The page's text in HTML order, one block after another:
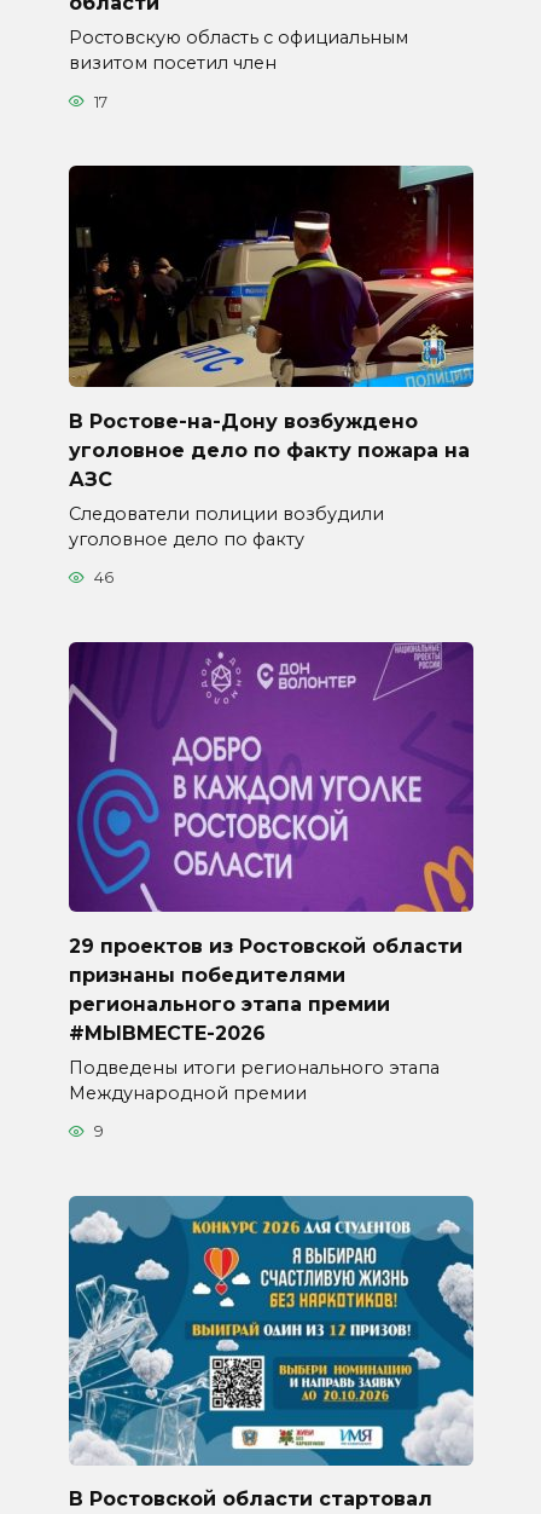
Ростовскую область с официальным
визитом посетил член
17
В Ростове-на-Дону возбуждено
уголовное дело по факту пожара на
АЗС
Следователи полиции возбудили
уголовное дело по факту
46
29 проектов из Ростовской области
признаны победителями
регионального этапа премии
#МЫВМЕСТЕ-2026
Подведены итоги регионального этапа
Международной премии
9
В Ростовской области стартовал